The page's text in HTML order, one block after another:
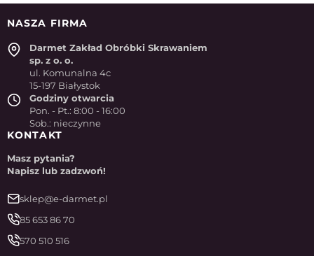
NASZA FIRMA
Darmet Zakład Obróbki Skrawaniem
sp. z o. o.
ul. Komunalna 4c
15-197 Białystok
Godziny otwarcia
Pon. - Pt.: 8:00 - 16:00
Sob.: nieczynne
KONTAKT
Masz pytania?
Napisz lub zadzwoń!
sklep@e-darmet.pl
85 653 86 70
570 510 516